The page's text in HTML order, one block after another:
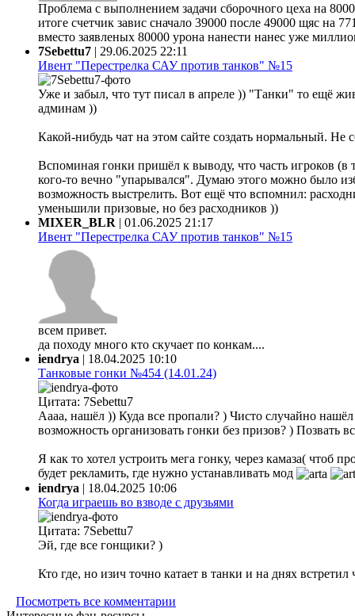
Проблема с выполнением задачи сборочного цеха на
итоге счетчик завис сначало 39000 после 49000 щяс на
вместо заявленых 80000 урона нанести нанес уже
7Sebettu7 | 29.06.2025 22:11
Ивент "Перестрелка САУ против танков" №15
Уже и забыл, что тут писал в апреле )) "Танки" то ещё
админам ))
Какой-нибудь чат на этом сайте создать нормальный.
Вспоминая гонки пришёл к выводу, что часть игроков
кого-то вечно "упарывался". Думаю этого можно было
возможность выстрелить. Вот ещё что вспомнил:
уменьшили призовые, но без расходников ))
MIXER_BLR | 01.06.2025 21:17
Ивент "Перестрелка САУ против танков" №15
всем привет.
да походу много кто скучает по конкам....
iendrya | 18.04.2025 10:10
Танковые гонки №454 (14.01.24)
Цитата: 7Sebettu7
Аааа, нашёл )) Куда все пропали? ) Чисто случайно нашёл
возможность организовать гонки без призов? ) Позвать
Я как то хотел устроить мега гонку, через камаза( чтоб
будет рекламить, где нужно устанавливать мод
iendrya | 18.04.2025 10:06
Когда играешь во взводе с друзьями
Цитата: 7Sebettu7
Эй, где все гонщики? )
Кто где, но изич точно катает в танки и на днях встретил
Посмотреть все комментарии